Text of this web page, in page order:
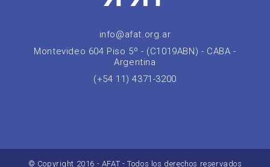
info@afat.org.ar
Montevideo 604 Piso 5º - (C1019ABN) - CABA -
Argentina
(+54 11) 4371-3200
© Copyright 2016 - AFAT - Todos los derechos reservados